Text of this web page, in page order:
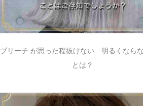
ブリーチ が思った程抜けない…明るくなら
とは？